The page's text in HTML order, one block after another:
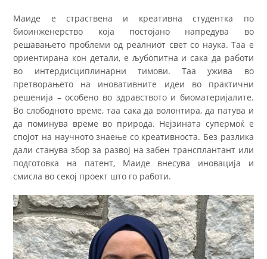
Маиде е страствена и креативна студентка по
биоинженерство која постојано напредува во
решавањето проблеми од реалниот свет со наука. Таа е
ориентирана кон детали, е љубопитна и сака да работи
во интердисциплинарни тимови. Таа ужива во
претворањето на иновативните идеи во практични
решенија – особено во здравството и биоматеријалите.
Во слободното време, таа сака да волонтира, да патува и
да поминува време во природа. Нејзината супермоќ е
спојот на научното знаење со креативноста. Без разлика
дали станува збор за развој на забен трансплантант или
подготовка на патент, Маиде внесува иновација и
смисла во секој проект што го работи.